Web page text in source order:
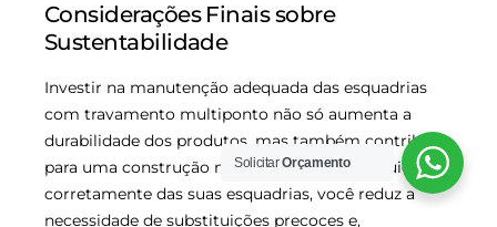
Considerações Finais sobre
Sustentabilidade
Investir na manutenção adequada das esquadrias
com travamento multiponto não só aumenta a
durabilidade dos produtos, mas também contribui
para uma construção mais sustentável. Ao cuidar
corretamente das suas esquadrias, você reduz a
necessidade de substituições precoces e,
SolicitarOrçamento